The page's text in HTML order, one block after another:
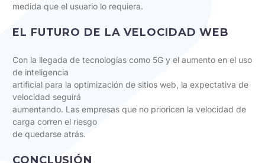
medida que el usuario lo requiera.
EL FUTURO DE LA VELOCIDAD WEB
Con la llegada de tecnologías como 5G y el aumento en el uso
de inteligencia
artificial para la optimización de sitios web, la expectativa de
velocidad seguirá
aumentando. Las empresas que no prioricen la velocidad de
carga corren el riesgo
de quedarse atrás.
CONCLUSIÓN